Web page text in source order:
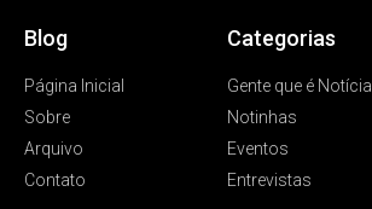
Blog
Página Inicial
Sobre
Arquivo
Contato
Categorias
Gente que é Notícia
Notinhas
Eventos
Entrevistas